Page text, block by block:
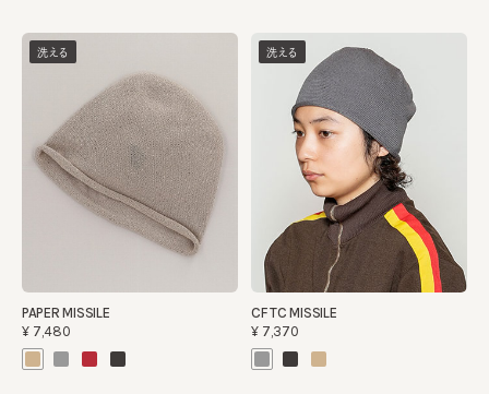
洗える
PAPER MISSILE
¥7,480
洗える
CF TC MISSILE
¥7,370